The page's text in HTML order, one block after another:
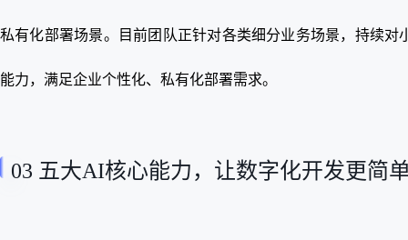
私有化部署场景。目前团队正针对各类细分业务场景，持续
能力，满足企业个性化、私有化部署需求。
03 五大AI核心能力，让数字化开发更简